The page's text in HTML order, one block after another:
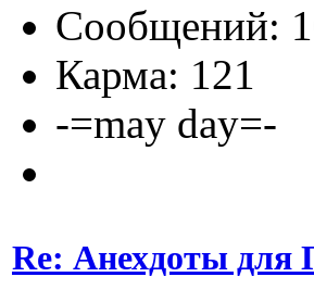
Сообщений:
Карма: 121
-=may day=-
Re: Анехдоты для